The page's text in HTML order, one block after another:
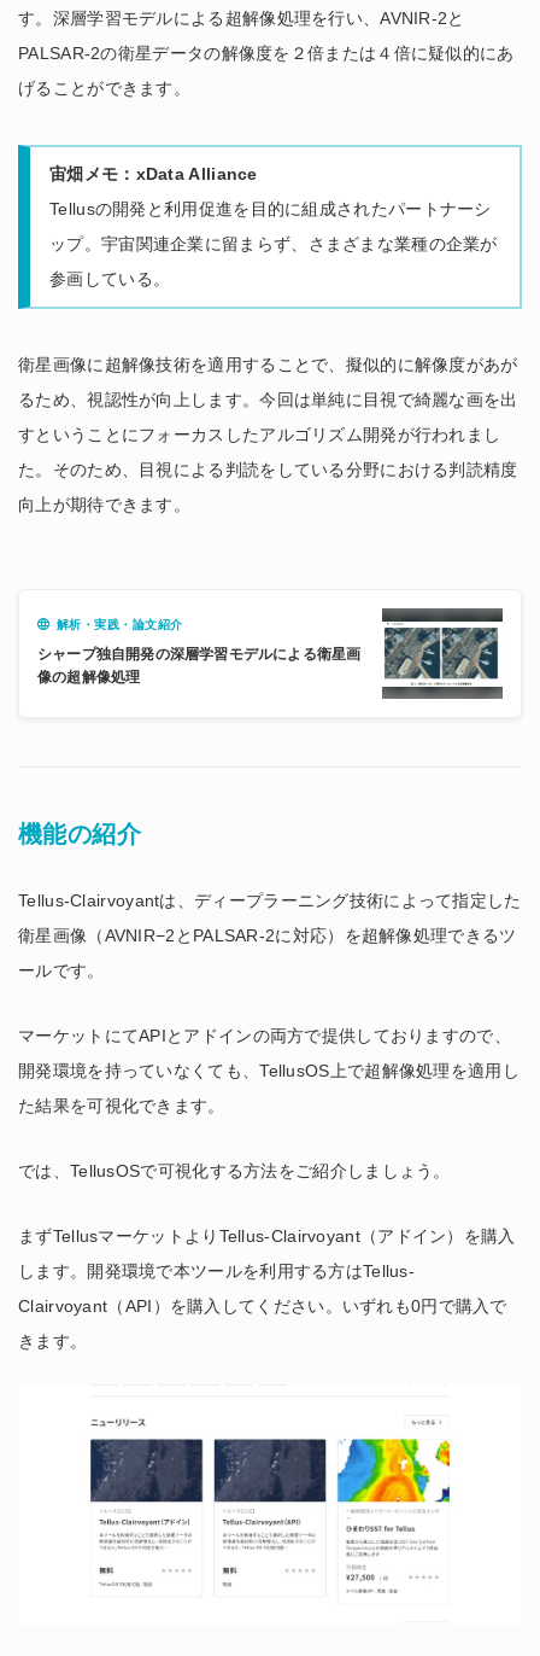
す。深層学習モデルによる超解像処理を行い、AVNIR-2と
PALSAR-2の衛星データの解像度を２倍または４倍に疑似的にあ
げることができます。
宙畑メモ：xData Alliance
Tellusの開発と利用促進を目的に組成されたパートナーシ
ップ。宇宙関連企業に留まらず、さまざまな業種の企業が
参画している。
衛星画像に超解像技術を適用することで、擬似的に解像度があが
るため、視認性が向上します。今回は単純に目視で綺麗な画を出
すということにフォーカスしたアルゴリズム開発が行われまし
た。そのため、目視による判読をしている分野における判読精度
向上が期待できます。
解析・実践・論文紹介
シャープ独自開発の深層学習モデルによる衛星画
像の超解像処理
機能の紹介
Tellus-Clairvoyantは、ディープラーニング技術によって指定した
衛星画像（AVNIR−2とPALSAR-2に対応）を超解像処理できるツ
ールです。
マーケットにてAPIとアドインの両方で提供しておりますので、
開発環境を持っていなくても、TellusOS上で超解像処理を適用し
た結果を可視化できます。
では、TellusOSで可視化する方法をご紹介しましょう。
まずTellusマーケットよりTellus-Clairvoyant（アドイン）を購入
します。開発環境で本ツールを利用する方はTellus-
Clairvoyant（API）を購入してください。いずれも0円で購入で
きます。